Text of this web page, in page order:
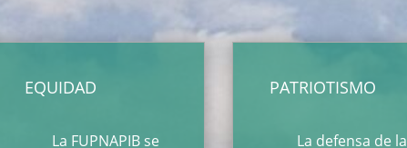
EQUIDAD
La FUPNAPIB se
PATRIOTISMO
La defensa de la